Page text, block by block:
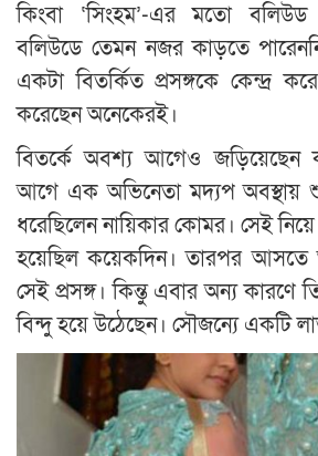
কিংবা ‘সিংহম’-এর মতো বলিউড
বলিউডে তেমন নজর কাড়তে
একটা বিতর্কিত প্রসঙ্গকে কেন্দ্র
করেছেন অনেকেরই।
বিতর্কে অবশ্য আগেও
আগে এক অভিনেতা মদ্যপ অবস্থায়
ধরেছিলেন নায়িকার কোমর। সেই
হয়েছিল কয়েকদিন। তারপর আসতে
সেই প্রসঙ্গ। কিন্তু এবার অন্য কারণে
বিন্দু হয়ে উঠেছেন। সৌজন্যে একটি